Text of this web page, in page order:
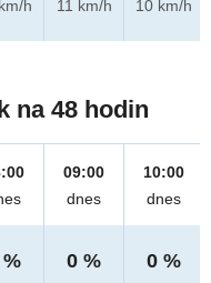
h
11 km/h
10 km/h
na 48 hodin
09:00
dnes
0 %
10:00
dnes
0 %